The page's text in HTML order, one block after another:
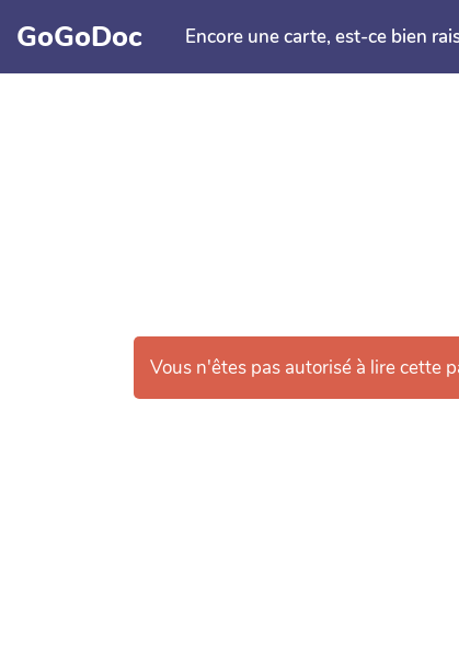
Aller au contenu principal
GoGoDoc Encore une carte, est-ce bien
Vous n'êtes pas autorisé à lire cette